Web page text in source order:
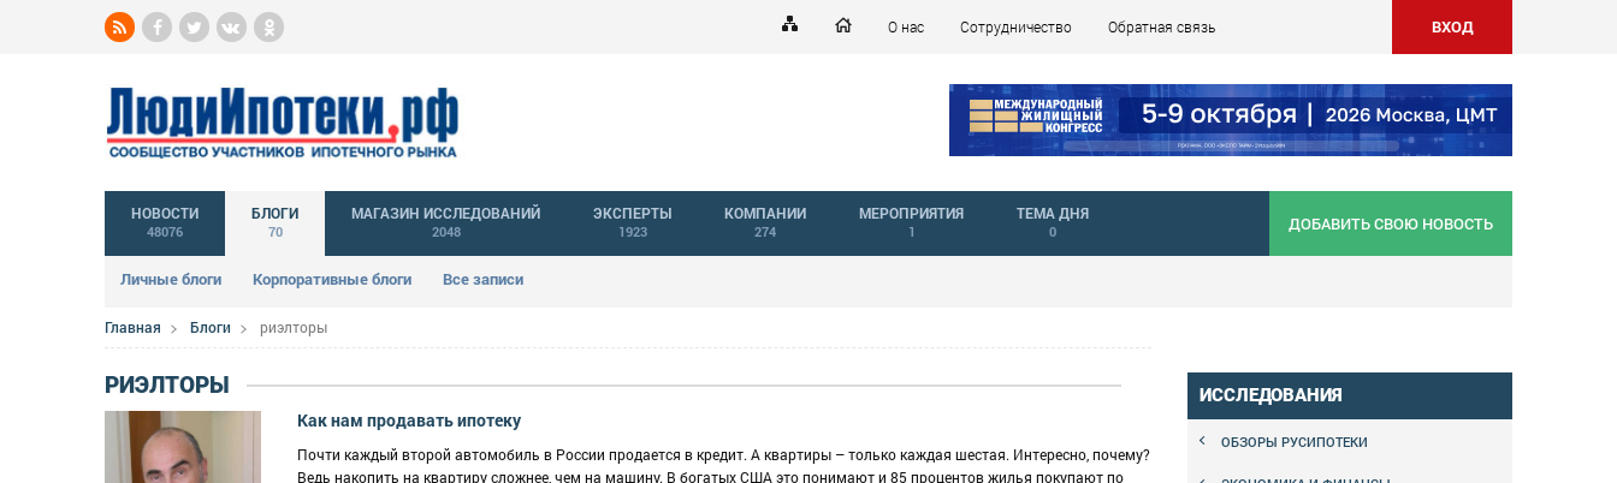
О нас Сотрудничество Обратная связь ВХОД
НОВОСТИ
48076
БЛОГИ
70
Личные блоги Корпоративные блоги Все записи
МАГАЗИН ИССЛЕДОВАНИЙ
2048
ЭКСПЕРТЫ
1923
КОМПАНИИ
274
МЕРОПРИЯТИЯ
1
ТЕМА ДНЯ
0 ДОБАВИТЬ СВОЮ НОВОСТЬ
Главная Блоги риэлторы
РИЭЛТОРЫ
Как нам продавать ипотеку
Почти каждый второй автомобиль в России продается в кредит. А квартиры – только каждая шестая. Интересно, почему?
Ведь накопить на квартиру сложнее, чем на машину. В богатых США это понимают и 85 процентов жилья покупают по
ИССЛЕДОВАНИЯ
ОБЗОРЫ РУСИПОТЕКИ